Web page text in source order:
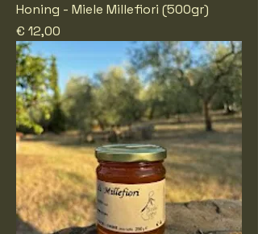
Honing - Miele Millefiori (500gr)
Prijs
€ 12,00